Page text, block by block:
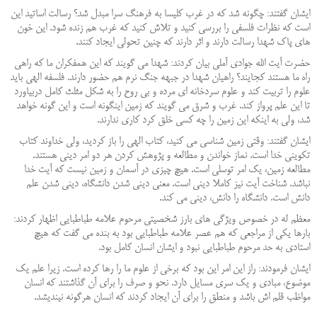
ایشان گفتند: چگونه شد که در غرب کلیسا به فرهنگ سرا مبدل شد؟ رسالت اساتید این
است که نظرات فلسفی را بررسی کنید و تلاش کنید که غرب هم زنده شود. این خون
های پاک شهدا رسالت دارند و اثر دارند که چنین تحولی ایجاد کنند.
حضرت آیت الله جوادی آملی بیان کردند: شهدا می گویند که این همفکران ما که راهی
راه ما هستند کجایند؟ راهیان شهدا در جبهه جنگ نرم هم حضور دارند. فلسفه الهی باید
علوم را تربیت کند و علوم سردخانه ای مرده و بی روح را به شکل مثلث کامل دربیاورد
تا این علم پرواز کند. غرب و شرق می گویند که زمین اینگونه است و این گونه خواهد
شد، ولی به اینکه این زمین را چه کسی خلق کرد کاری ندارند.
ایشان گفتند: وقتی زمین شناسی می کنید، کتاب الهی را باز کردید، ولی خداوند کتاب
تکوینی خدا است. نماز خواندن و مطالعه و پژوهش کردن هر دو امر دینی هستند.
مطالعه زمین، یک امر توسلی است. هیچ چیزی در آسمان و زمین نیست که آیت خدا
نباشد. شناخت آیت نیز کاملا دینی است. معنی دینی شدن دانشگاه، دینی شدن علم
دانش است. دانشگاه را دانش، دینی می کند.
معظم له در خصوص ویژگی های بارز شخصیتی مرحوم علامه طباطبایی اظهار کردند:
بارها یکی از مراجعی که هم عصر علامه طباطبایی بود به بنده می گفت که هیچ
استادی به حد مرحوم طباطبایی نبود و ایشان انسان کامل بود.
ایشان فرمودند: راز این امر این بود که برخی از علوم ما را رها کرده است. زیرا علم یک
موضوع، مبادی و یک سری مسایل دارد. نحو و صرف را برای آن گذاشتند که انسان
مواظب قلم اش باشد و منطق را برای آن ایجاد کردند که انسان هرگونه نیندیشد.